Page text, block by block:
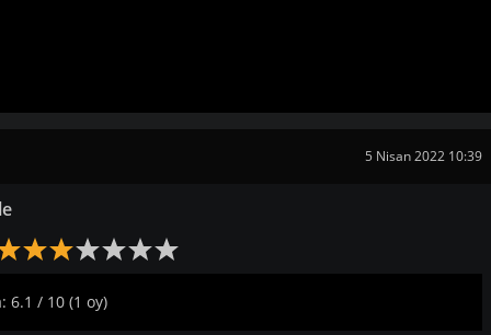
5 Nisan 2022 10:39
6.1 / 10 (1 oy)